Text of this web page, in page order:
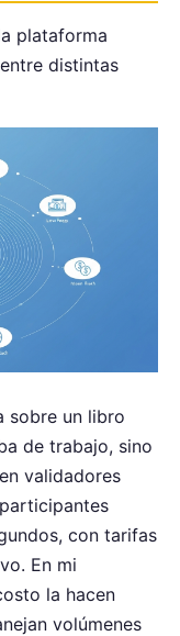
plataforma
distintas
sobre un libro
de trabajo, sino
validadores
con tarifas
En mi
la hacen
volúmenes